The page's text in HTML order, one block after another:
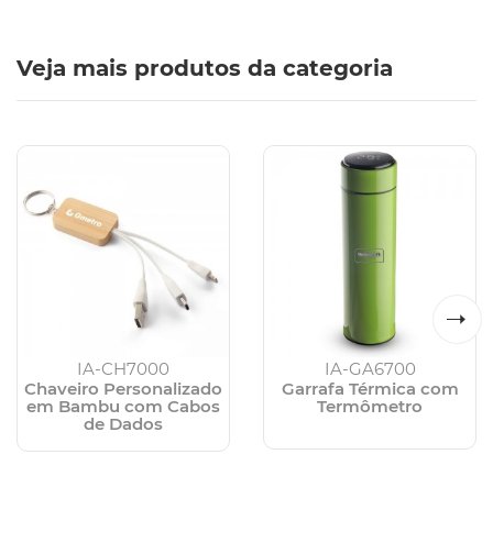
Veja mais produtos da categoria
IA-CH7000
Chaveiro Personalizado
em Bambu com Cabos
de Dados
IA-GA6700
Garrafa Térmica com
Termômetro